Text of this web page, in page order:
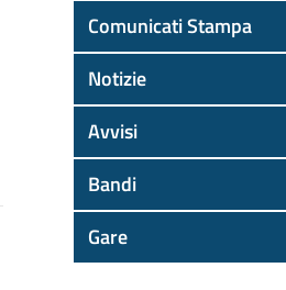
Comunicati Stampa
Notizie
Avvisi
Bandi
Gare